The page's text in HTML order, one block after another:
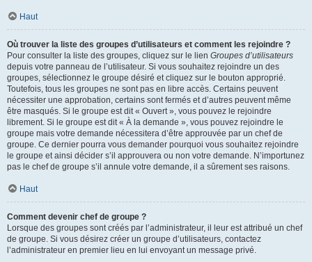
Haut
Où trouver la liste des groupes d’utilisateurs et comment les rejoindre ?
Pour consulter la liste des groupes, cliquez sur le lien Groupes d’utilisateurs
depuis votre panneau de l’utilisateur. Si vous souhaitez rejoindre un des
groupes, sélectionnez le groupe désiré et cliquez sur le bouton approprié.
Toutefois, tous les groupes ne sont pas en libre accès. Certains peuvent
nécessiter une approbation, certains sont fermés et d’autres peuvent même
être masqués. Si le groupe est dit « Ouvert », vous pouvez le rejoindre
librement. Si le groupe est dit « À la demande », vous pouvez rejoindre le
groupe mais votre demande nécessitera d’être approuvée par un chef de
groupe. Ce dernier pourra vous demander pourquoi vous souhaitez rejoindre
le groupe et ainsi décider s’il approuvera ou non votre demande. N’importunez
pas le chef de groupe s’il annule votre demande, il a sûrement ses raisons.
Haut
Comment devenir chef de groupe ?
Lorsque des groupes sont créés par l’administrateur, il leur est attribué un chef
de groupe. Si vous désirez créer un groupe d’utilisateurs, contactez
l’administrateur en premier lieu en lui envoyant un message privé.